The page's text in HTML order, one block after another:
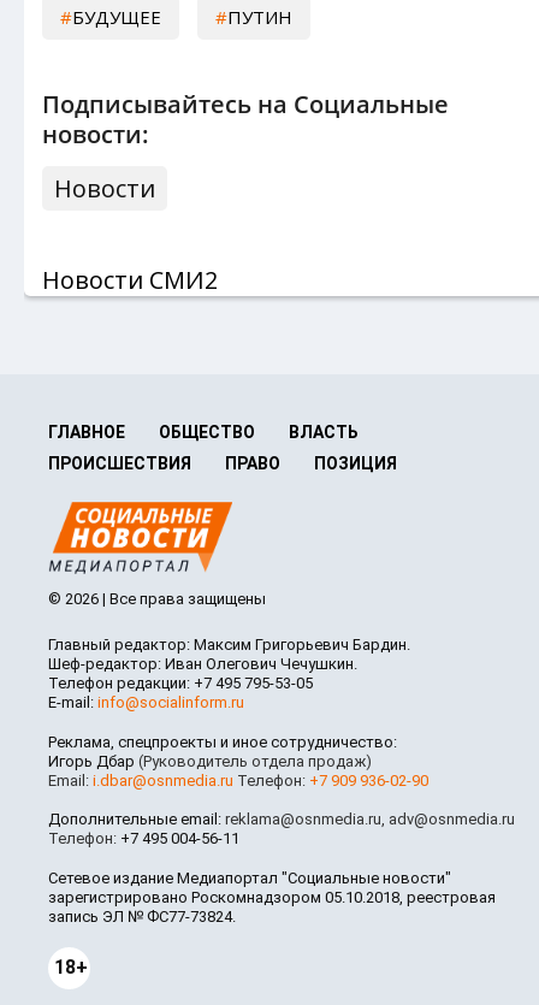
БУДУЩЕЕ ПУТИН
Подписывайтесь на Социальные
новости:
Новости
Новости СМИ2
ГЛАВНОЕ ОБЩЕСТВО
ВЛАСТЬ
ПРОИСШЕСТВИЯ
ПРАВО ПОЗИЦИЯ
© 2026 | Все права защищены
Главный редактор: Максим Григорьевич Бардин.
Шеф-редактор: Иван Олегович Чечушкин.
Телефон редакции: +7 495 795-53-05
E-mail: info@socialinform.ru
Реклама, спецпроекты и иное сотрудничество:
Игорь Дбар (Руководитель отдела продаж)
Email: i.dbar@osnmedia.ru Телефон: +7 909 936-02-90
Дополнительные email: reklama@osnmedia.ru adv@osnmedia.ru
Телефон: +7 495 004-56-11
Сетевое издание Медиапортал "Социальные новости"
зарегистрировано Роскомнадзором 05.10.2018, реестровая
запись ЭЛ № ФС77-73824.
18+